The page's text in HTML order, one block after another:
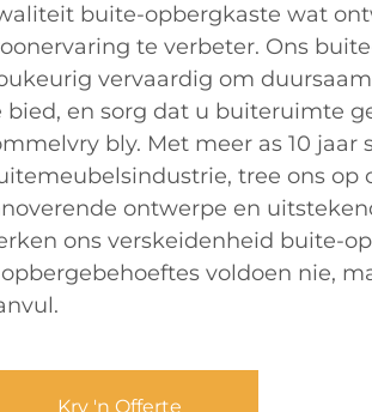
buite-opbergkaste wat
te verbeter. Ons
vervaardig om
bied, en sorg dat u buiteruimte
bly. Met meer as 10 jaar
tree ons op
ontwerpe en
ons verskeidenheid buite-
voldoen nie,
Kry 'n Offerte